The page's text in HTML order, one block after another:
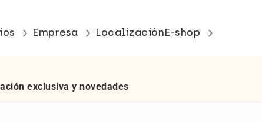
keyboard_arrow_right Empresa keyboard_arrow_right LocalizaciónE-shop keyboard_arrow_right
exclusiva y novedades